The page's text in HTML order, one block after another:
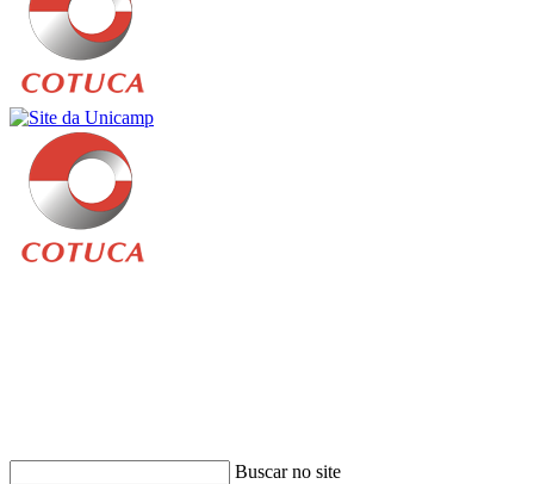
Buscar no site